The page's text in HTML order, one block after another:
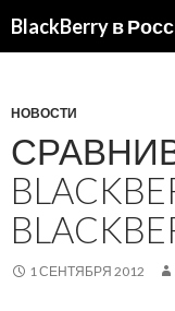
BlackBerry в
НОВОСТИ
1 СЕНТЯБРЯ 2012